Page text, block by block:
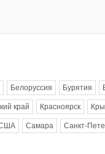
Белоруссия Бурятия
край Красноярск
Самара Санкт-